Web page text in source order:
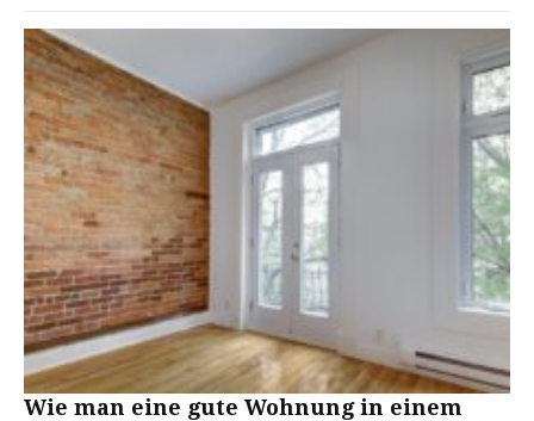
Wie man eine gute Wohnung in einem